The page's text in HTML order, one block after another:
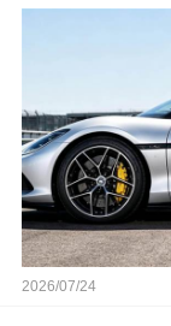
2026/07/24